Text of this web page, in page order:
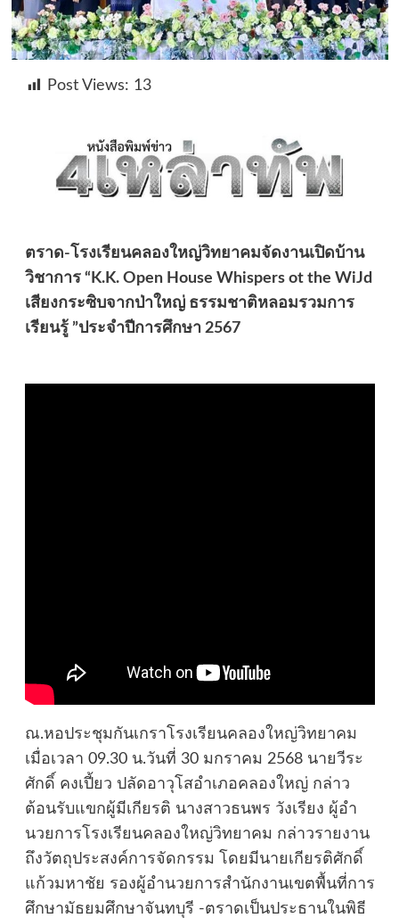
Post Views: 13
ตราด-โรงเรียนคลองใหญ่วิทยาคมจัดงานเปิดบ้าน
วิชาการ “K.K. Open House Whispers ot the WiJd
เสียงกระซิบจากป่าใหญ่ ธรรมชาติหลอมรวมการ
เรียนรู้ ”ประจําปีการศึกษา 2567
ณ.หอประชุมกันเกราโรงเรียนคลองใหญ่วิทยาคม
เมื่อเวลา 09.30 น.วันที่ 30 มกราคม 2568 นายวีระ
ศักดิ์ คงเปี้ยว ปลัดอาวุโสอําเภอคลองใหญ่ กล่าว
ต้อนรับแขกผู้มีเกียรติ นางสาวธนพร วังเรียง ผู้อํา
นวยการโรงเรียนคลองใหญ่วิทยาคม กล่าวรายงาน
ถึงวัตถุประสงค์การจัดกรรม โดยมีนายเกียรติศักดิ์
แก้วมหาชัย รองผู้อํานวยการสํานักงานเขตพื้นที่การ
ศึกษามัธยมศึกษาจันทบุรี -ตราดเป็นประธานในพิธี